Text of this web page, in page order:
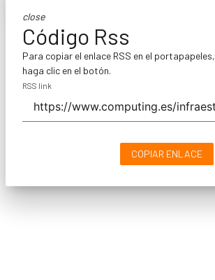
close
Código Rss
Para copiar el enlace RSS en el portapapeles,
haga clic en el botón.
RSS link
COPIAR ENLACE